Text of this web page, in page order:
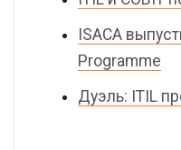
ISACA
Programme
Дуэль: ITIL